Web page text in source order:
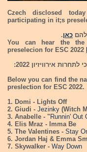
Czech disclosed
participating in it;s
כאן.
You can hear the
preselecion for ESC 2022
Below you can find the
preslection for ESC 2022.
1. Domi - Lights Off
2. Giudi - Jezinky (Witch
3. Anabelle - "Runnin' Out
4. Elis Mraz - Imma Be
5. The Valentines - Stay
6. Jordan Haj & Emma
7. Skywalker - Way Down